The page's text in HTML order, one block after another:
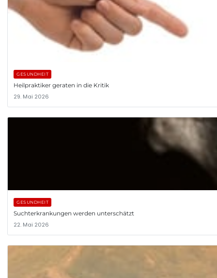
GESUNDHEIT
Heilpraktiker geraten in die Kritik
29. Mai 2026
GESUNDHEIT
Suchterkrankungen werden unterschätzt
22. Mai 2026